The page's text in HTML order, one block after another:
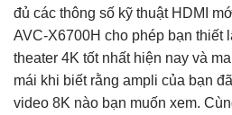
đủ các thông số kỹ thuật HDMI
AVC-X6700H cho phép bạn thiết
theater 4K tốt nhất hiện nay và
mái khi biết rằng ampli của bạn
video 8K nào bạn muốn xem.